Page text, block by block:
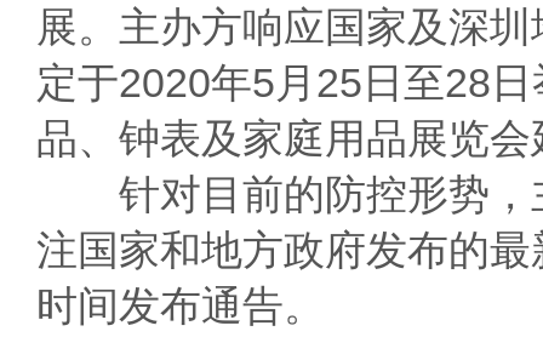
展。主办方响应国家及深
定于2020年5月25日至28
品、钟表及家庭用品展览
针对目前的防控形势，
注国家和地方政府发布的
时间发布通告。